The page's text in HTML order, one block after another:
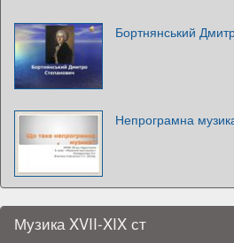
Бортнянський
Непрограмна
Музика XVII-XIX ст